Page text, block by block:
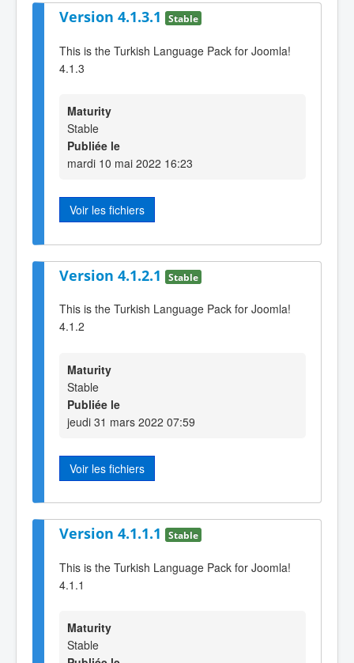
Version 4.1.3.1 Stable
This is the Turkish Language Pack for Joomla!
4.1.3
Maturity
Stable
Publiée le
mardi 10 mai 2022 16:23
Voir les fichiers
Version 4.1.2.1 Stable
This is the Turkish Language Pack for Joomla!
4.1.2
Maturity
Stable
Publiée le
jeudi 31 mars 2022 07:59
Voir les fichiers
Version 4.1.1.1 Stable
This is the Turkish Language Pack for Joomla!
4.1.1
Maturity
Stable